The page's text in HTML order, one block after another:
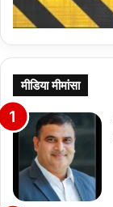
मीडिया मीमांसा